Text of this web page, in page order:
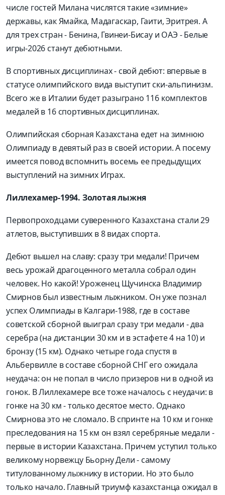
числе гостей Милана числятся такие «зимние»
державы, как Ямайка, Мадагаскар, Гаити, Эритрея. А
для трех стран - Бенина, Гвинеи-Бисау и ОАЭ - Белые
игры-2026 станут дебютными.
В спортивных дисциплинах - свой дебют: впервые в
статусе олимпийского вида выступит ски-альпинизм.
Всего же в Италии будет разыграно 116 комплектов
медалей в 16 спортивных дисциплинах.
Олимпийская сборная Казахстана едет на зимнюю
Олимпиаду в девятый раз в своей истории. А посему
имеется повод вспомнить восемь ее предыдущих
выступлений на зимних Играх.
Лиллехамер-1994. Золотая лыжня
Первопроходцами суверенного Казахстана стали 29
атлетов, выступивших в 8 видах спорта.
Дебют вышел на славу: сразу три медали! Причем
весь урожай драгоценного металла собрал один
человек. Но какой! Уроженец Щучинска Владимир
Смирнов был известным лыжником. Он уже познал
успех Олимпиады в Калгари-1988, где в составе
советской сборной выиграл сразу три медали - два
серебра (на дистанции 30 км и в эстафете 4 на 10) и
бронзу (15 км). Однако четыре года спустя в
Альбервилле в составе сборной СНГ его ожидала
неудача: он не попал в число призеров ни в одной из
гонок. В Лиллехамере все тоже началось с неудачи: в
гонке на 30 км - только десятое место. Однако
Смирнова это не сломало. В спринте на 10 км и гонке
преследования на 15 км он взял серебряные медали -
первые в истории Казахстана. Причем уступил только
великому норвежцу Бьорну Дели - самому
титулованному лыжнику в истории. Но это было
только начало. Главный триумф казахстанца ожидал в